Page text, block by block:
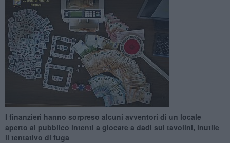
I finanzieri hanno sorpreso alcuni avventori di un locale
aperto al pubblico intenti a giocare a dadi sui tavolini, inutile
il tentativo di fuga